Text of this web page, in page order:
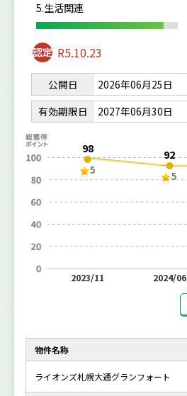
5.生活関連
R5.10.23
公開日
2026年06月25日
有効期限日
2027年06月30日
98
5
2023/11
92
5
2024/06
物件名称
ライオンズ札幌大通グランフォート